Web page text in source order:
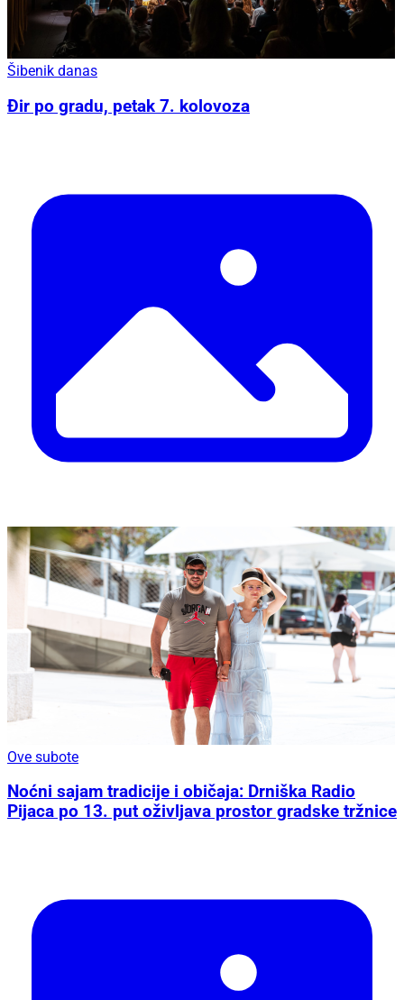
Šibenik danas
Đir po gradu, petak 7. kolovoza
Ove subote
Noćni sajam tradicije i običaja: Drniška Radio
Pijaca po 13. put oživljava prostor gradske tržnice